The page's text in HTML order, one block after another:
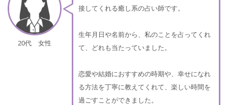
20代 女性
接してくれる癒し系の占い師です。
生年月日や名前から、私のことを占ってくれ
て、どれも当たっていました。
恋愛や結婚におすすめの時期や、幸せになれ
る方法を丁寧に教えてくれて、楽しい時間を
過ごすことができました。